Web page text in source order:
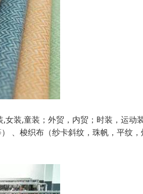
女装,童装；外贸，内贸；时装，运
、梭织布（纱卡斜纹，珠帆，平纹